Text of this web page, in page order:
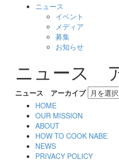
ニュース
イベント
メディア
募集
お知らせ
ニュース
ニュース アーカイブ
HOME
OUR MISSION
ABOUT
HOW TO COOK NABE
NEWS
PRIVACY POLICY